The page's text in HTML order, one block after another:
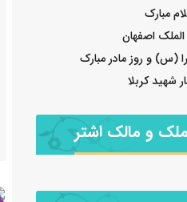
مبارک
طالب (نامش عبد مناف) پسر عبد
پسر هاشم (نامش عمرو) پسر
پسر قصی بن کلاب بن مرة بن لوی
بن نضر بن کنانة بن خزیمة بن
مبارک
(س) و روز مادر مبارک
شهید کربلا
و مالک اشتر